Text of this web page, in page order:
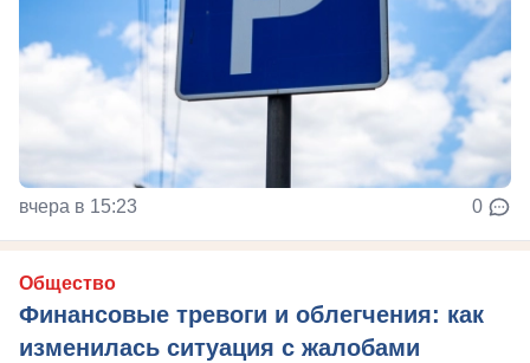
вчера в 15:23 0
Общество
Финансовые тревоги и облегчения: как
изменилась ситуация с жалобами